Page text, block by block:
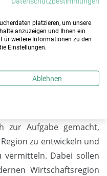
Kampagne sind der
Niederrhein, der mit
werden konnte sowie
der Kiesindustrie
der neu gegründete
Er ist ein Forum der
zur Aufgabe gemacht,
zu entwickeln und
vermitteln. Dabei sollen
Wirtschaftsregion
platzieren, um unsere
anzuzeigen und Ihnen ein
weitere Informationen zu den
Einstellungen.
Ablehnen